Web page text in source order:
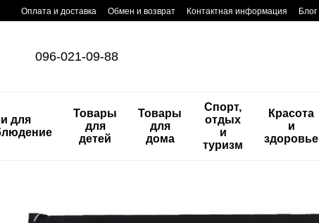
Перейти к основному контенту
Оплата и доставка Обмен и возврат Контактная информация Блог
096-021-09-88
для
Товары
для
детей
Товары
для
дома
Спорт,
отдых
и
туризм
Красота
и
здоровье